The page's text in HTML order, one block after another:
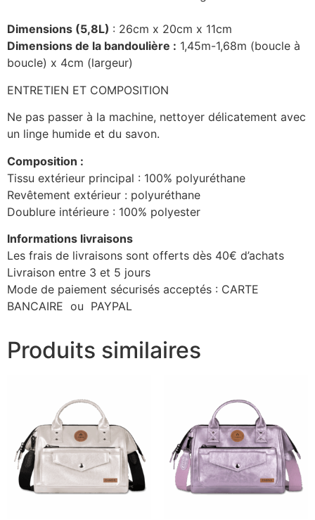
Dimensions (5,8L) : 26cm x 20cm x 11cm
Dimensions de la bandoulière : 1,45m-1,68m (boucle à
boucle) x 4cm (largeur)
ENTRETIEN ET COMPOSITION
Ne pas passer à la machine, nettoyer délicatement avec
un linge humide et du savon.
Composition :
Tissu extérieur principal : 100% polyuréthane
Revêtement extérieur : polyuréthane
Doublure intérieure : 100% polyester
Informations livraisons
Les frais de livraisons sont offerts dès 40€ d’achats
Livraison entre 3 et 5 jours
Mode de paiement sécurisés acceptés : CARTE
BANCAIRE ou PAYPAL
Produits similaires